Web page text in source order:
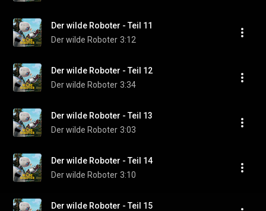
Der wilde Roboter - Teil 11
Der wilde Roboter 3:12
Der wilde Roboter - Teil 12
Der wilde Roboter 3:34
Der wilde Roboter - Teil 13
Der wilde Roboter 3:03
Der wilde Roboter - Teil 14
Der wilde Roboter 3:10
Der wilde Roboter - Teil 15